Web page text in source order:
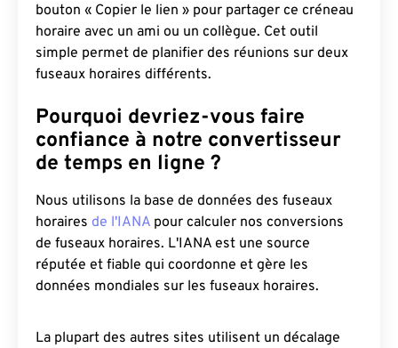
bouton « Copier le lien » pour partager ce créneau
horaire avec un ami ou un collègue. Cet outil
simple permet de planifier des réunions sur deux
fuseaux horaires différents.
Pourquoi devriez-vous faire
confiance à notre convertisseur
de temps en ligne ?
Nous utilisons la base de données des fuseaux
horaires de l'IANA pour calculer nos conversions
de fuseaux horaires. L'IANA est une source
réputée et fiable qui coordonne et gère les
données mondiales sur les fuseaux horaires.
La plupart des autres sites utilisent un décalage